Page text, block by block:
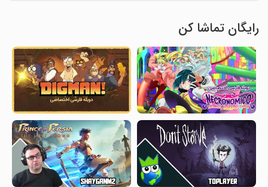
رایگان تماشا کن